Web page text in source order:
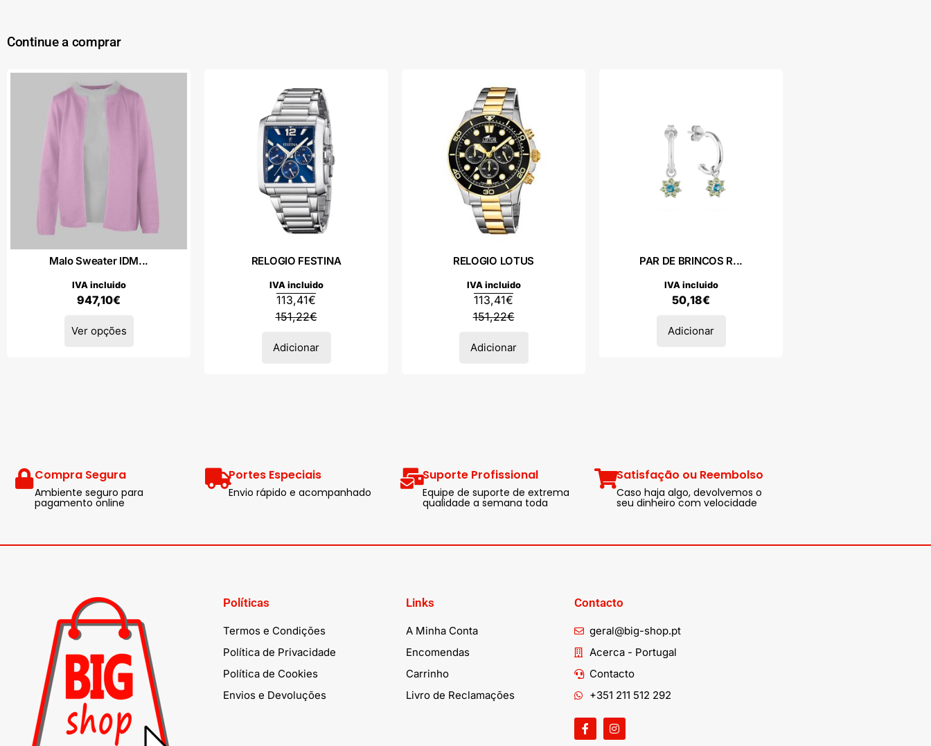
Continue a comprar
Malo Sweater IDM...
947,10€
IVA incluido
Ver opções
RELOGIO FESTINA
151,22€
113,41€
IVA incluido
Adicionar
RELOGIO LOTUS
151,22€
113,41€
IVA incluido
Adicionar
PAR DE BRINCOS R...
50,18€
IVA incluido
Adicionar
Compra Segura
Ambiente seguro para
pagamento online
Portes Especiais
Envio rápido e acompanhado
Suporte Profissional
Equipe de suporte de extrema
qualidade a semana toda
Satisfação ou Reembolso
Caso haja algo, devolvemos o
seu dinheiro com velocidade
Políticas
Termos e Condições
Política de Privacidade
Política de Cookies
Envios e Devoluções
Links
A Minha Conta
Encomendas
Carrinho
Livro de Reclamações
Contacto
geral@big-shop.pt
Acerca - Portugal
Contacto
+351 211 512 292